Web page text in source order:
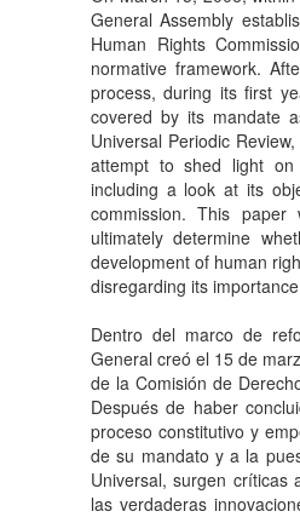
General Assembly
Human Rights
normative framework.
process, during its first
covered by its mandate
Universal Periodic
attempt to shed light on
including a look at its
commission. This
ultimately determine
development of human
disregarding its
Dentro del marco de
General creó el 15 de
de la Comisión de
Después de haber
proceso constitutivo y
de su mandato y a la
Universal, surgen
las verdaderas